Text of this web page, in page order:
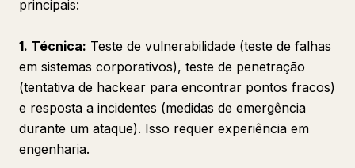
principais:
1. Técnica: Teste de vulnerabilidade (teste de falhas
em sistemas corporativos), teste de penetração
(tentativa de hackear para encontrar pontos fracos)
e resposta a incidentes (medidas de emergência
durante um ataque). Isso requer experiência em
engenharia.